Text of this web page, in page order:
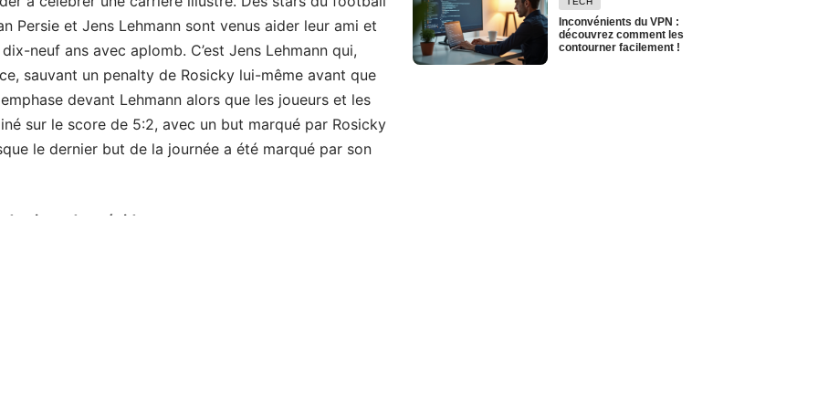
Persie et Jens Lehmann sont venus aider leur ami et
neuf ans avec aplomb. C’est Jens Lehmann qui,
sauvant un penalty de Rosicky lui-même avant que
devant Lehmann alors que les joueurs et les
sur le score de 5:2, avec un but marqué par Rosicky
le dernier but de la journée a été marqué par son
jeux du président
Inconvénients du VPN :
découvrez comment les
contourner facilement !